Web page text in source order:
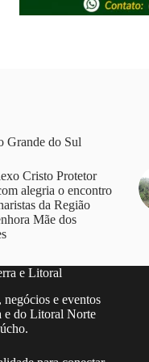
Grande do Sul
Cristo Protetor
alegria o encontro
da Região
Mãe dos
e Litoral
e eventos
e do Litoral Norte